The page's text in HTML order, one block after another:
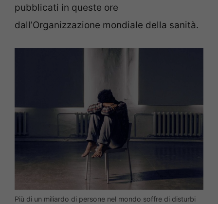
pubblicati in queste ore
dall’Organizzazione mondiale della sanità.
Più di un miliardo di persone nel mondo soffre di disturbi